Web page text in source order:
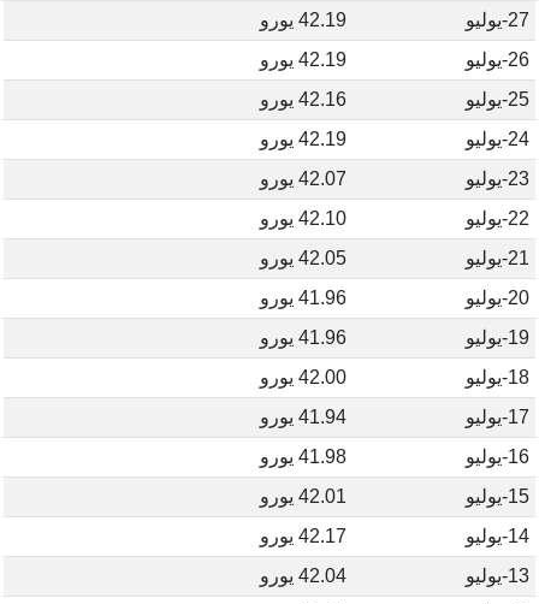
27-يوليو
42.19 يورو
26-يوليو
42.19 يورو
25-يوليو
42.16 يورو
24-يوليو
42.19 يورو
23-يوليو
42.07 يورو
22-يوليو
42.10 يورو
21-يوليو
42.05 يورو
20-يوليو
41.96 يورو
19-يوليو
41.96 يورو
18-يوليو
42.00 يورو
17-يوليو
41.94 يورو
16-يوليو
41.98 يورو
15-يوليو
42.01 يورو
14-يوليو
42.17 يورو
13-يوليو
42.04 يورو